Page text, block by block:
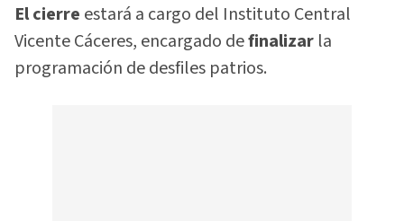
El cierre estará a cargo del Instituto Central
Vicente Cáceres, encargado definalizar la
programación de desfiles patrios.